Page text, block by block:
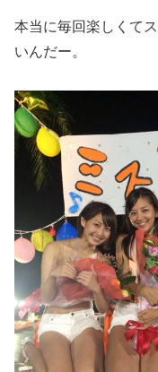
本当に毎回楽しくて
いんだー。